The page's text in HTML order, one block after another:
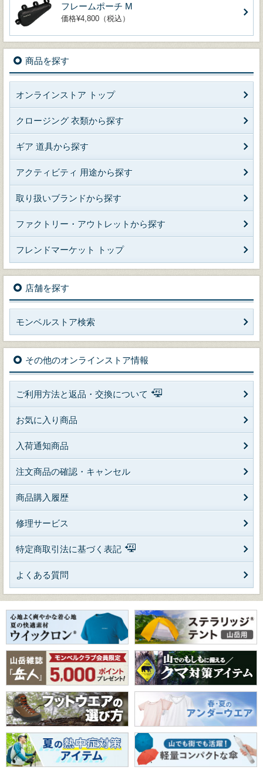
フレームポーチ M
価格¥4,800（税込）
商品を探す
オンラインストア トップ
クロージング 衣類から探す
ギア 道具から探す
アクティビティ 用途から探す
取り扱いブランドから探す
ファクトリー・アウトレットから探す
フレンドマーケット トップ
店舗を探す
モンベルストア検索
その他のオンラインストア情報
ご利用方法と返品・交換について
お気に入り商品
入荷通知商品
注文商品の確認・キャンセル
商品購入履歴
修理サービス
特定商取引法に基づく表記
よくある質問